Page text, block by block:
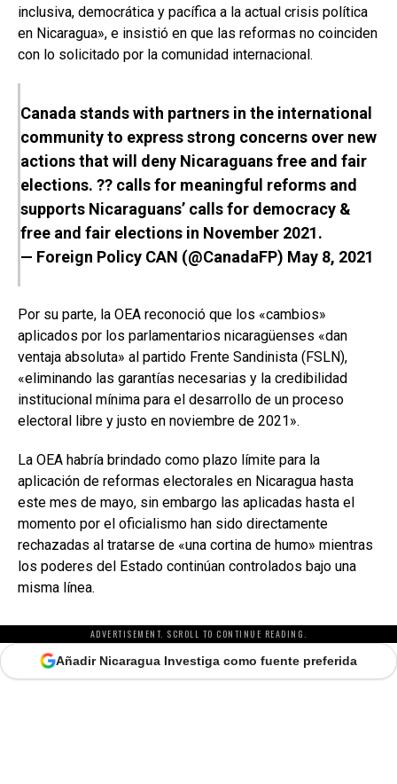
inclusiva, democrática y pacífica a la actual crisis política
en Nicaragua», e insistió en que las reformas no coinciden
con lo solicitado por la comunidad internacional.
Canada stands with partners in the international
community to express strong concerns over new
actions that will deny Nicaraguans free and fair
elections. ?? calls for meaningful reforms and
supports Nicaraguans’ calls for democracy &
free and fair elections in November 2021.
— Foreign Policy CAN (@CanadaFP) May 8, 2021
Por su parte, la OEA reconoció que los «cambios»
aplicados por los parlamentarios nicaragüenses «dan
ventaja absoluta» al partido Frente Sandinista (FSLN),
«eliminando las garantías necesarias y la credibilidad
institucional mínima para el desarrollo de un proceso
electoral libre y justo en noviembre de 2021».
La OEA habría brindado como plazo límite para la
aplicación de reformas electorales en Nicaragua hasta
este mes de mayo, sin embargo las aplicadas hasta el
momento por el oficialismo han sido directamente
rechazadas al tratarse de «una cortina de humo» mientras
los poderes del Estado continúan controlados bajo una
misma línea.
ADVERTISEMENT. SCROLL TO CONTINUE READING.
Añadir Nicaragua Investiga como fuente preferida